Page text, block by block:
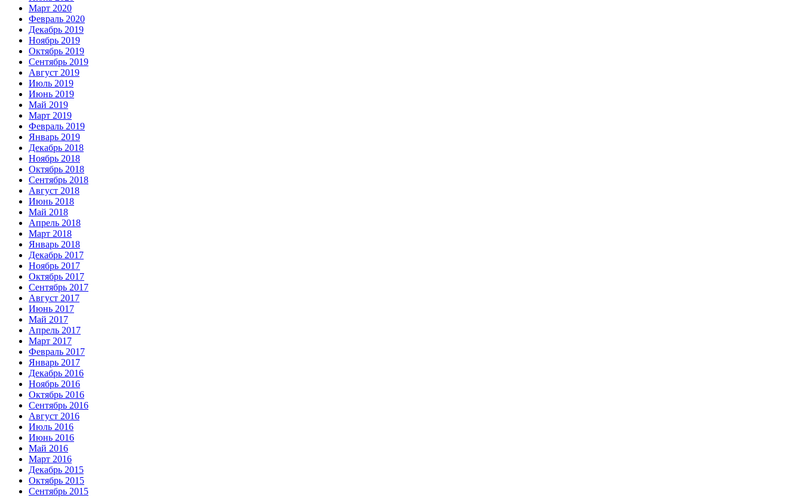
Март 2020
Февраль 2020
Декабрь 2019
Ноябрь 2019
Октябрь 2019
Сентябрь 2019
Август 2019
Июль 2019
Июнь 2019
Май 2019
Март 2019
Февраль 2019
Январь 2019
Декабрь 2018
Ноябрь 2018
Октябрь 2018
Сентябрь 2018
Август 2018
Июнь 2018
Май 2018
Апрель 2018
Март 2018
Январь 2018
Декабрь 2017
Ноябрь 2017
Октябрь 2017
Сентябрь 2017
Август 2017
Июнь 2017
Май 2017
Апрель 2017
Март 2017
Февраль 2017
Январь 2017
Декабрь 2016
Ноябрь 2016
Октябрь 2016
Сентябрь 2016
Август 2016
Июль 2016
Июнь 2016
Май 2016
Март 2016
Декабрь 2015
Октябрь 2015
Сентябрь 2015